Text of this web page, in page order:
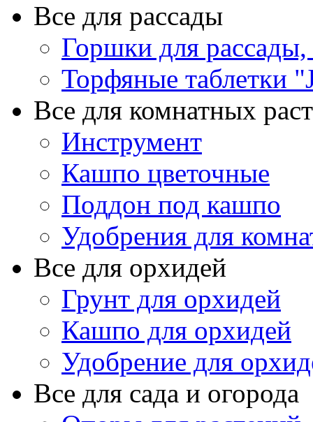
Все для рассады
Горшки для рассады,
Торфяные таблетки
Все для комнатных
Инструмент
Кашпо цветочные
Поддон под кашпо
Удобрения для
Все для орхидей
Грунт для орхидей
Кашпо для орхидей
Удобрение для
Все для сада и огорода